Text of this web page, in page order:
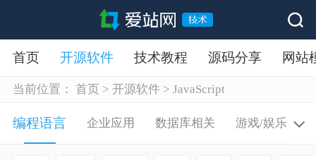
首页 开源软件 技术教程 源码分享 网站
当前位置： 首页 > 开源软件 > JavaScript
编程语言 企业应用 数据库相关 游戏/娱乐